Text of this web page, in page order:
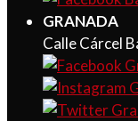
GRANADA
Calle Cárcel